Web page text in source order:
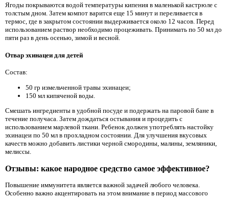
Ягоды покрываются водой температуры кипения в маленькой кастрюле с
толстым дном. Затем компот варится еще 15 минут и переливается в
термос, где в закрытом состоянии выдерживается около 12 часов. Перед
использованием раствор необходимо процеживать. Принимать по 50 мл до
пяти раз в день осенью, зимой и весной.
Отвар эхинацеи для детей
Состав:
50 гр измельченной травы эхинацеи;
150 мл кипяченой воды.
Смешать ингредиенты в удобной посуде и подержать на паровой бане в
течение получаса. Затем дождаться остывания и процедить с
использованием марлевой ткани. Ребенок должен употреблять настойку
эхинацеи по 50 мл в прохладном состоянии. Для улучшения вкусовых
качеств можно добавить листики черной смородины, малины, земляники,
мелиссы.
Отзывы: какое народное средство самое эффективное?
Повышение иммунитета является важной задачей любого человека.
Особенно важно акцентировать на этом внимание в период массового